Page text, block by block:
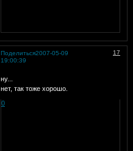
Поделиться 17
2007-05-09
19:00:39
ну...
нет, так тоже хорошо.
0